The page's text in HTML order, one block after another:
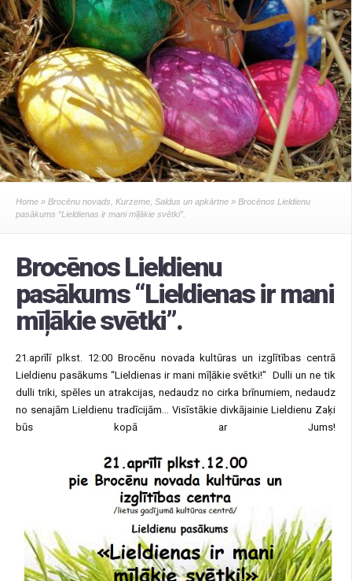
Home » Brocēnu novads Kurzeme Saldus un apkārtne » Brocēnos Lieldienu
pasākums “Lieldienas ir mani mīļākie svētki”.
Brocēnos Lieldienu
pasākums “Lieldienas ir mani
mīļākie svētki”.
21.aprīlī plkst. 12:00 Brocēnu novada kultūras un izglītības centrā
Lieldienu pasākums “Lieldienas ir mani mīļākie svētki!” Dulli un ne tik
dulli triki, spēles un atrakcijas, nedaudz no cirka brīnumiem, nedaudz
no senajām Lieldienu tradīcijām… Visīstākie divkājainie Lieldienu Zaķi
būs kopā ar Jums!